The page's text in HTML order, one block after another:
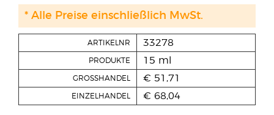
ARTIKELNR 33278
PRODUKTE 15 ml
GROSSHANDEL € 51,71
EINZELHANDEL € 68,04
* Alle Preise einschließlich MwSt.